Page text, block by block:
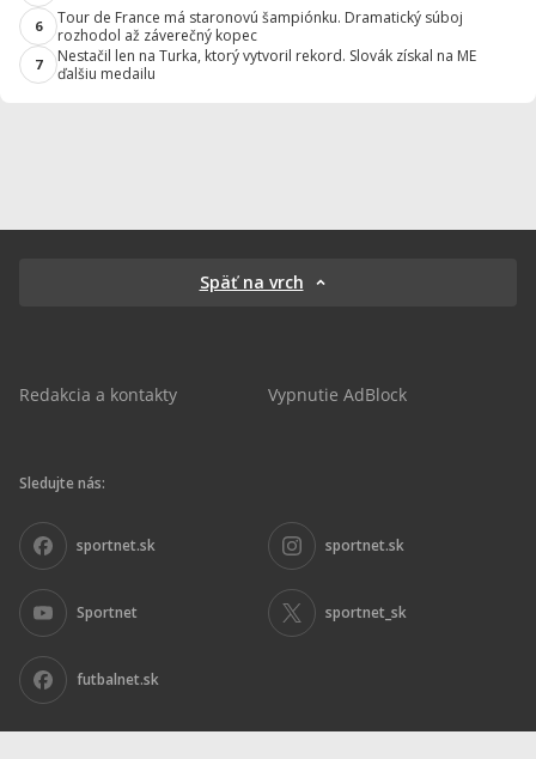
6
Tour de France má staronovú šampiónku. Dramatický súboj
rozhodol až záverečný kopec
7
Nestačil len na Turka, ktorý vytvoril rekord. Slovák získal na ME
ďalšiu medailu
Späť na vrch
Redakcia a kontakty Vypnutie AdBlock
Sledujte nás:
sportnet.sk sportnet.sk
Sportnet sportnet_sk
futbalnet.sk